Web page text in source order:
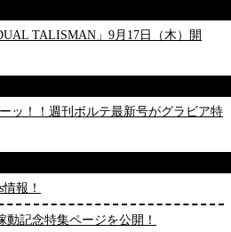
TALISMAN」9月17日（木）開
ッ！！週刊ボルテ最新号がグラビア特
情報！
動記念特集ページを公開！